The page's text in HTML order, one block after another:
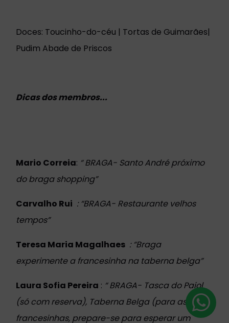
Doces: Toucinho-do-céu | Tortas de Guimarães|
Pudim Abade de Priscos
Dicas dos membros...
Mario Correia: “ BRAGA- Santo André próximo
do braga shopping”
Carvalho Rui : “BRAGA- Restaurante velhos
tempos”
Teresa Maria Magalhaes : “Braga
experimente a francesinha na taberna belga”
Laura Sofia Pereira : “ BRAGA- Tasca do Paiol
(só com reserva), Taberna Belga (para as
francesinhas, prepare-se para esperar um